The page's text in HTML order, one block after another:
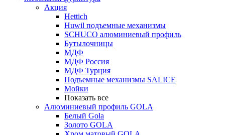
Акция
Hettich
Huwil подъемные механизмы
SCHUCO алюминиевый профиль
Бутылочницы
МДФ
МДФ Россия
МДФ Турция
Подъемные механизмы SALICE
Мойки
Показать все
Алюминиевый профиль GOLA
Белый Gola
Золото GOLA